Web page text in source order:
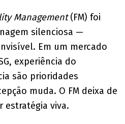
Management(FM) foi
silenciosa —
Em um mercado
experiência do
são prioridades
muda. O FM deixa de
estratégia viva.